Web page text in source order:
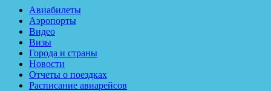
Авиабилеты
Аэропорты
Видео
Визы
Города и страны
Новости
Отчеты о поездках
Расписание авиарейсов